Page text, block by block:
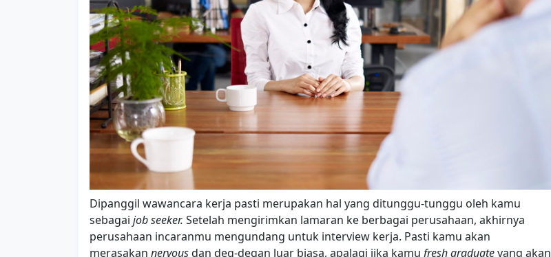
Dipanggil wawancara kerja pasti merupakan hal yang ditunggu-tunggu oleh kamu
sebagai job seeker. Setelah mengirimkan lamaran ke berbagai perusahaan, akhirnya
perusahaan incaranmu mengundang untuk interview kerja. Pasti kamu akan
merasakan nervousdan deg-degan luar biasa, apalagi jika kamu fresh graduateyang akan